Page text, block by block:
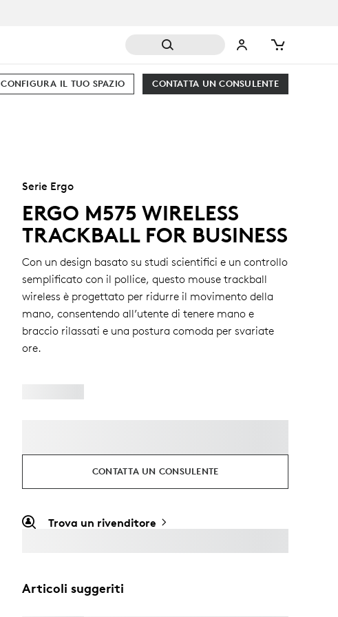
CONTATTA UN CONSULENTE
CONFIGURA IL TUO SPAZIO
Serie Ergo
ERGO M575 WIRELESS
TRACKBALL FOR BUSINESS
Con un design basato su studi scientifici e un controllo
semplificato con il pollice, questo mouse trackball
wireless è progettato per ridurre il movimento della
mano, consentendo all’utente di tenere mano e
braccio rilassati e una postura comoda per svariate
ore.
CONTATTA UN CONSULENTE
Trova un rivenditore
Articoli suggeriti